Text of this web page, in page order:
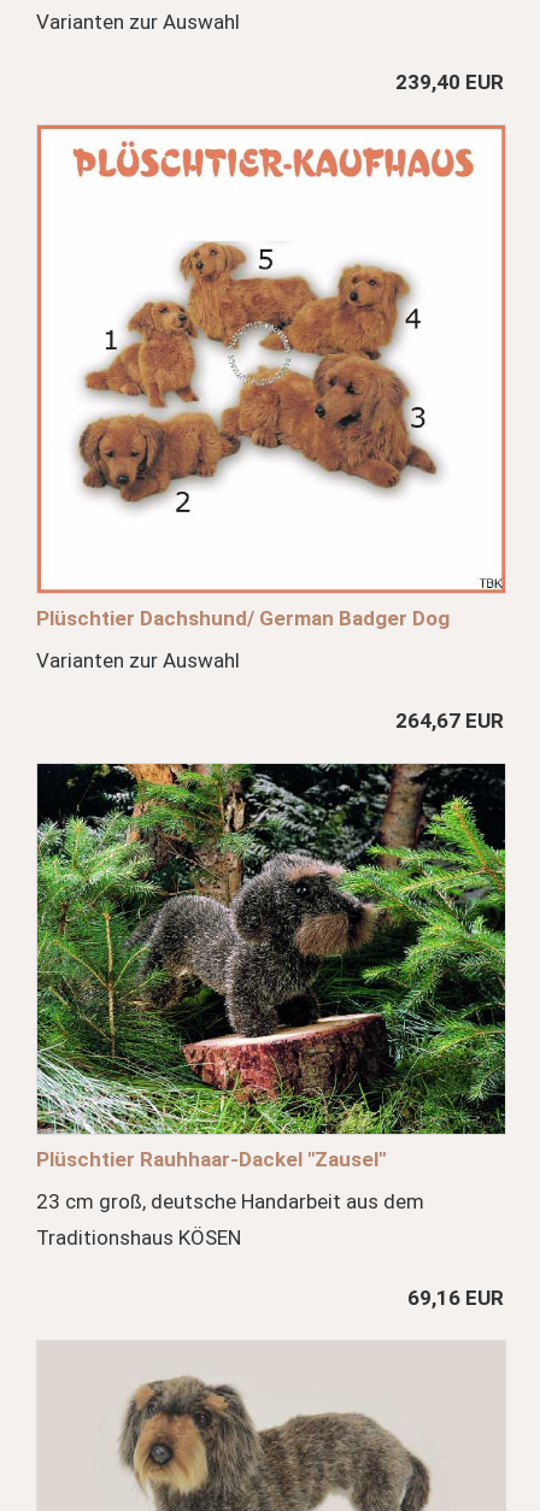
Varianten zur Auswahl
239,40 EUR
Plüschtier Dachshund/ German Badger Dog
Varianten zur Auswahl
264,67 EUR
Plüschtier Rauhhaar-Dackel "Zausel"
23 cm groß, deutsche Handarbeit aus dem
Traditionshaus KÖSEN
69,16 EUR